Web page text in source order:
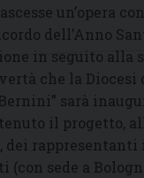
un’opera
dell’Anno
in seguito alla
che la
sarà
il progetto,
dei
(con sede a